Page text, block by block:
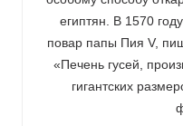
египтян. В 1570
повар папы Пия V,
«Печень гусей,
гигантских